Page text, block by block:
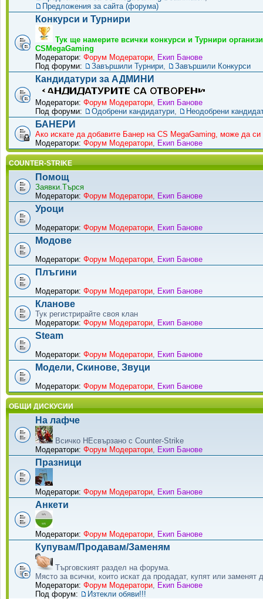
Предложения за сайта (форума)
Конкурси и Турнири
Тук ще намерите всички конкурси и Турнири
CSMegaGaming
Модератори: Форум Модератори Екип Банове
Под форуми:
Завършили Турнири Завършили Конкурси
Кандидатури за АДМИНИ
Модератори: Форум Модератори Екип Банове
Под форуми:
Одобрени кандидатури Неодобрени
БАНЕРИ
Ако искате да добавите Банер на CS MegaGaming, може да си
Модератори: Форум Модератори Екип Банове
COUNTER-STRIKE
Помощ
Заявки.Търся
Модератори: Форум Модератори Екип Банове
Уроци
Модератори: Форум Модератори Екип Банове
Модове
Модератори: Форум Модератори Екип Банове
Плъгини
Модератори: Форум Модератори Екип Банове
Кланове
Тук регистрирайте своя клан
Модератори: Форум Модератори Екип Банове
Steam
Модератори: Форум Модератори Екип Банове
Модели, Скинове, Звуци
Модератори: Форум Модератори Екип Банове
ОБЩИ ДИСКУСИИ
На лафче
Всичко НЕсвързано с Counter-Strike
Модератори: Форум Модератори Екип Банове
Празници
Модератори: Форум Модератори Екип Банове
Анкети
Модератори: Форум Модератори Екип Банове
Купувам/Продавам/Заменям
Търговският раздел на форума.
Място за всички, които искат да продадат, купят или заменят
Модератори: Форум Модератори Екип Банове
Под форум:
Изтекли обяви!!!